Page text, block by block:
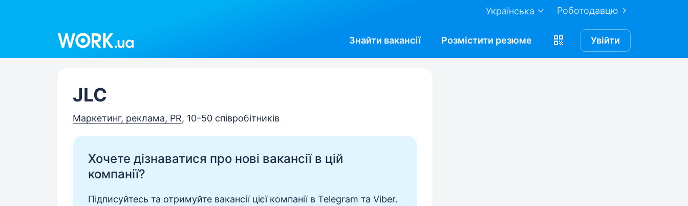
Роботодавцю
Українська
Знайти вакансії Розмістити резюме Увійти
JLC
Маркетинг, реклама, PR, 10–50 співробітників
Хочете дізнаватися про нові вакансії в цій
компанії?
Підписуйтесь та отримуйте вакансії цієї компанії в Telegram та Viber.